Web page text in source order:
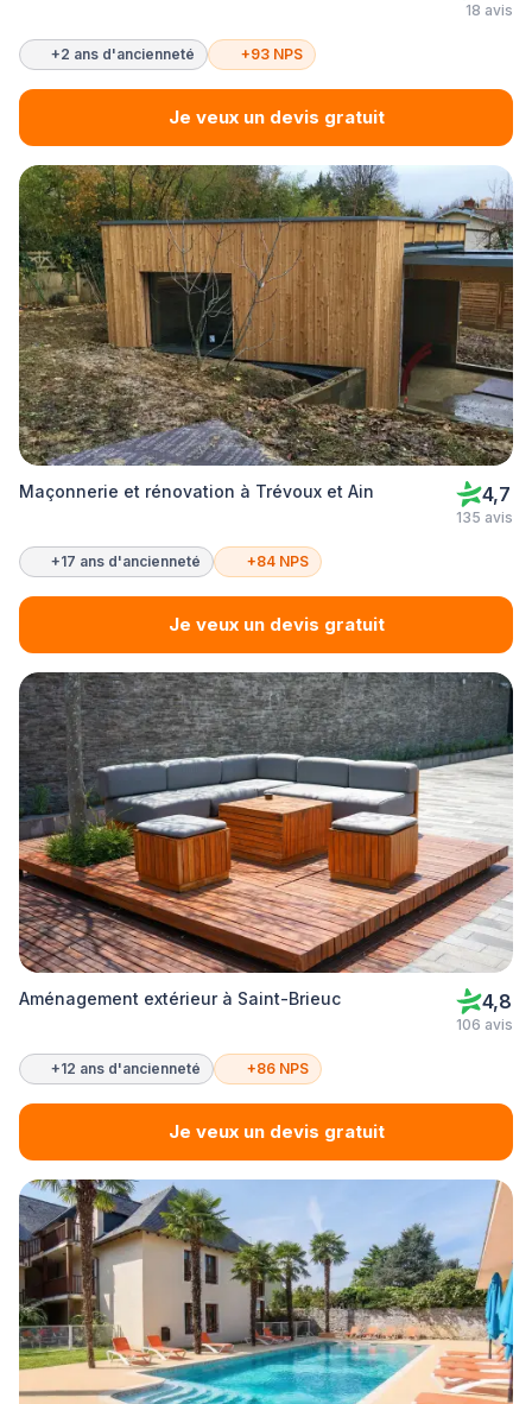
18 avis
+2 ans d'ancienneté +93 NPS
Je veux un devis gratuit
Maçonnerie et rénovation à Trévoux et Ain 4,7
135 avis
+17 ans d'ancienneté +84 NPS
Je veux un devis gratuit
Aménagement extérieur à Saint-Brieuc 4,8
106 avis
+12 ans d'ancienneté +86 NPS
Je veux un devis gratuit